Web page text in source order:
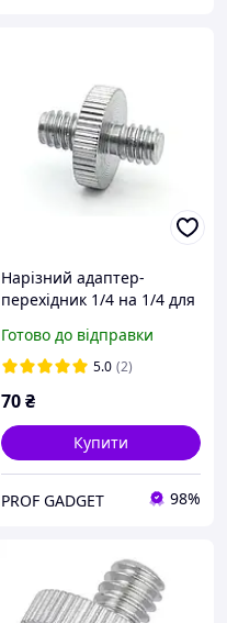
Нарізний адаптер-
перехідник 1/4 на 1/4 для
фотоаксесуарів
Готово до відправки
5.0 (2)
70₴
Купити
PROF GADGET 98%